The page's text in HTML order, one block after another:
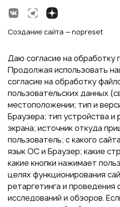
Создание сайта — nopreset
Даю согласие на обработку
Продолжая использовать
согласие на обработку
пользовательских данных
местоположении; тип и
Браузера; тип устройства и
экрана; источник откуда
пользователь; с какого
язык ОС и Браузер; какие
какие кнопки нажимает
целях функционирования
ретаргетинга и проведения
исследований и обзоров.